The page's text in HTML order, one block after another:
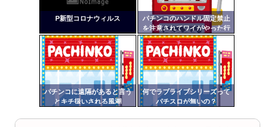
Powered by livedoor 相互RSS
P新型コロナウィルス
パチンコのハンドル固定禁止
を注意されてワイがやった行
為
パチンコに遠隔があると言う
とキチ扱いされる風潮
何でラブライブシリーズって
パチスロが無いの？
定リ
ンク
自動
更新
ツー